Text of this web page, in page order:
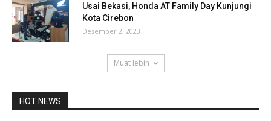
Usai Bekasi, Honda AT Family Day Kunjungi
Kota Cirebon
Desember 2, 2023
Muat lebih
HOT NEWS